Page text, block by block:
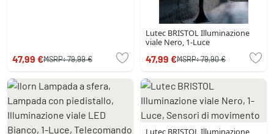
47,99 €MSRP:79,99 €
Lutec BRISTOL Illuminazione
viale Nero, 1-Luce
47,99 €MSRP:79,90 €
Lutec BRISTOL Illuminazione